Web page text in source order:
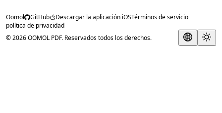
Oomol GitHub Descargar la aplicación iOSTérminos de servicio
política de privacidad
© 2026 OOMOL PDF. Reservados todos los derechos.